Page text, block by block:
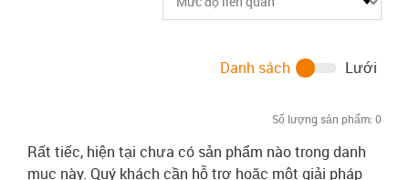
Số lượng sản phẩm: 0
Danh sách Lưới
Rất tiếc, hiện tại chưa có sản phẩm nào trong danh
mục này. Quý khách cần hỗ trợ hoặc một giải pháp